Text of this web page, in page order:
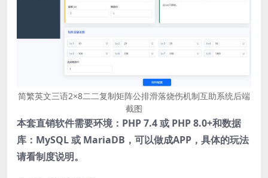
简繁英文三语2×8二二复制矩阵公排滑落烧伤机制互助系统后端
截图
本套直销软件需要环境：PHP 7.4 或 PHP 8.0+和数据
库：MySQL 或 MariaDB，可以做成APP，具体的玩法
请看制度说明。